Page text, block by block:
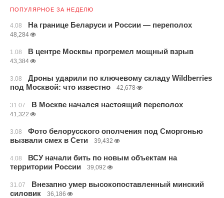
ПОПУЛЯРНОЕ ЗА НЕДЕЛЮ
4.08 На границе Беларуси и России — переполох
48,284
1.08 В центре Москвы прогремел мощный взрыв
43,384
3.08
Дроны ударили по ключевому складу Wildberries
под Москвой: что известно
42,678
31.07 В Москве начался настоящий переполох
41,322
3.08
Фото белорусского ополчения под Сморгонью
вызвали смех в Сети
39,432
4.08
ВСУ начали бить по новым объектам на
территории России
39,092
31.07
Внезапно умер высокопоставленный минский
силовик
36,186